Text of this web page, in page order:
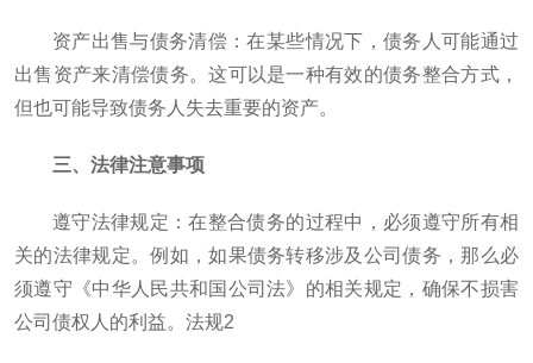
资产出售与债务清偿：在某些情况下，债务人可能通过
出售资产来清偿债务。这可以是一种有效的债务整合方式，
但也可能导致债务人失去重要的资产。
三、法律注意事项
遵守法律规定：在整合债务的过程中，必须遵守所有相
关的法律规定。例如，如果债务转移涉及公司债务，那么必
须遵守《中华人民共和国公司法》的相关规定，确保不损害
公司债权人的利益。法规2